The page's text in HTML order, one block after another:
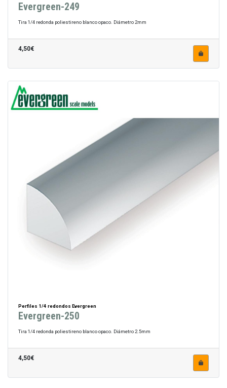
Evergreen-249
Tira 1/4 redonda poliestireno blanco opaco. Diámetro 2mm
4,50€
Perfiles 1/4 redondos Evergreen
Evergreen-250
Tira 1/4 redonda poliestireno blanco opaco. Diámetro 2.5mm
4,50€